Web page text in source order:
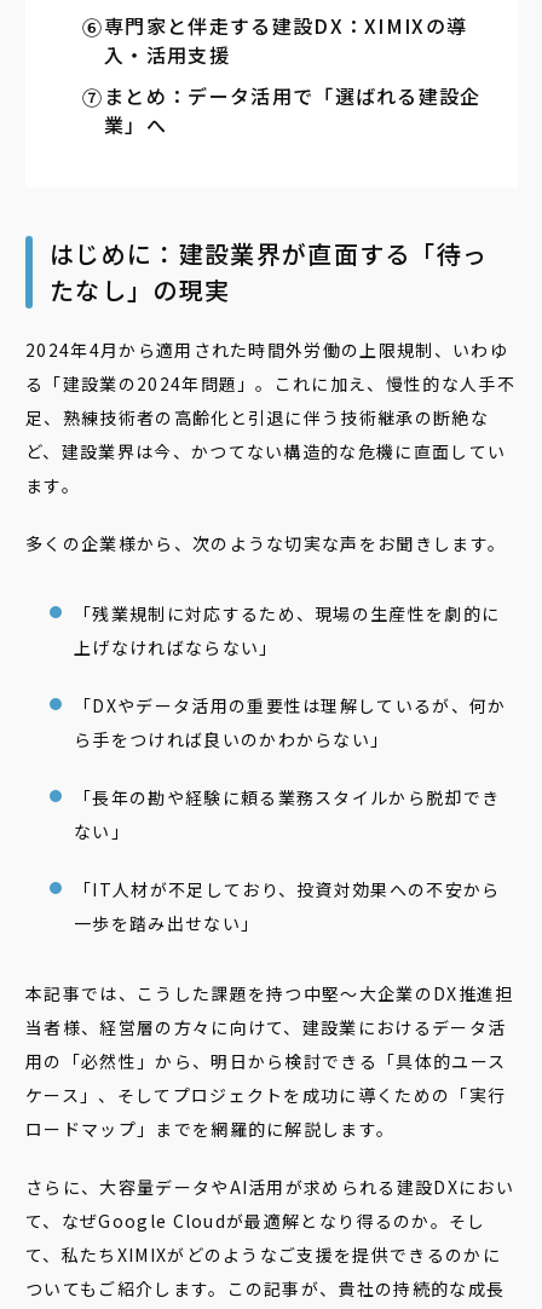
専門家と伴走する建設DX：XIMIXの導
入・活用支援
まとめ：データ活用で「選ばれる建設企
業」へ
はじめに：建設業界が直面する「待っ
たなし」の現実
2024年4月から適用された時間外労働の上限規制、いわゆ
る「建設業の2024年問題」。これに加え、慢性的な人手不
足、熟練技術者の高齢化と引退に伴う技術継承の断絶な
ど、建設業界は今、かつてない構造的な危機に直面してい
ます。
多くの企業様から、次のような切実な声をお聞きします。
「残業規制に対応するため、現場の生産性を劇的に
上げなければならない」
「DXやデータ活用の重要性は理解しているが、何か
ら手をつければ良いのかわからない」
「長年の勘や経験に頼る業務スタイルから脱却でき
ない」
「IT人材が不足しており、投資対効果への不安から
一歩を踏み出せない」
本記事では、こうした課題を持つ中堅〜大企業のDX推進担
当者様、経営層の方々に向けて、建設業におけるデータ活
用の「必然性」から、明日から検討できる「具体的ユース
ケース」、そしてプロジェクトを成功に導くための「実行
ロードマップ」までを網羅的に解説します。
さらに、大容量データやAI活用が求められる建設DXにおい
て、なぜGoogle Cloudが最適解となり得るのか。そし
て、私たちXIMIXがどのようなご支援を提供できるのかに
ついてもご紹介します。この記事が、貴社の持続的な成長